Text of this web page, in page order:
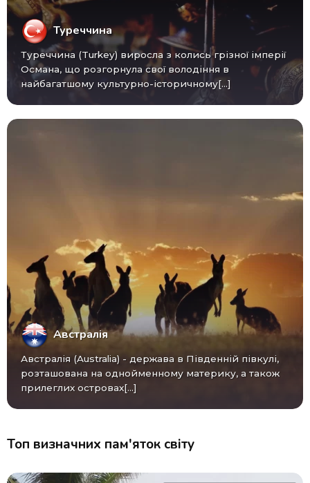
Туреччина
Туреччина (Turkey) виросла з колись грізної імперії
Османа, що розгорнула свої володіння в
найбагатшому культурно-історичному[...]
Австралія
Австралія (Australia) - ​​держава в Південній півкулі,
розташована на однойменному материку, а також
прилеглих островах[...]
Топ визначних пам'яток світу